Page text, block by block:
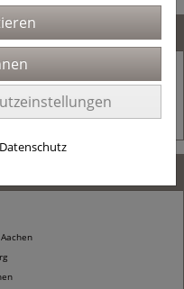
Datenschutz